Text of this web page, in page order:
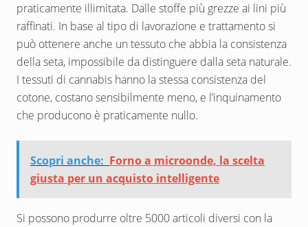
praticamente illimitata. Dalle stoffe più grezze ai lini più
raffinati. In base al tipo di lavorazione e trattamento si
può ottenere anche un tessuto che abbia la consistenza
della seta, impossibile da distinguere dalla seta naturale.
I tessuti di cannabis hanno la stessa consistenza del
cotone, costano sensibilmente meno, e l’inquinamento
che producono è praticamente nullo.
Scopri anche: Forno a microonde, la scelta
giusta per un acquisto intelligente
Si possono produrre oltre 5000 articoli diversi con la